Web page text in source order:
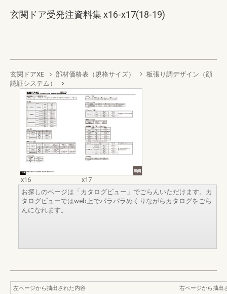
玄関ドア受発注資料集 x16-x17(18-19)
玄関ドアXE 部材価格表（規格サイズ）
板張り調デザイン（顔
認証システム）
x16
x17
お探しのページは「カタログビュー」でごらんいただけます。カ
タログビューではweb上でパラパラめくりながらカタログをごら
んになれます。
左ページから抽出された内容
右ページから抽出